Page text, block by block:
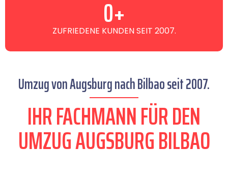
ZUFRIEDENE KUNDEN SEIT 2007.
0+
Umzug von Augsburg nach Bilbao seit 2007.
IHR FACHMANN FÜR DEN
UMZUG AUGSBURG BILBAO